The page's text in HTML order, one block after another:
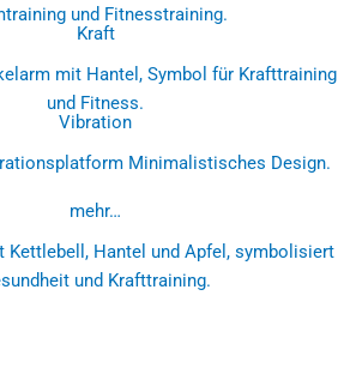
Kraft
Vibration
mehr…